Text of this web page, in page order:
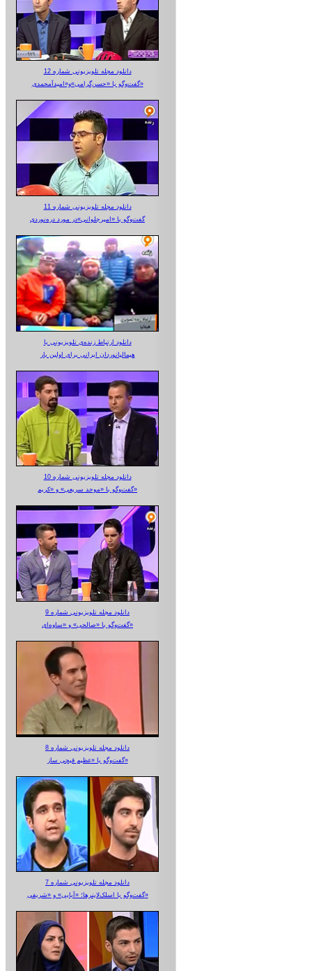
دانلود مجله تلویزیونی شماره 12
گفت‌وگو با «حسن‌گرامی»و«امیدآمحمدی»
دانلود مجله تلویزیونی شماره 11
گفت‌وگو با «امیرجلوانی»در مورد دره‌نوردی
دانلود ارتباط زنده‌ی تلویزیونی‌ با
هیمالیانوردان ایرانی برای اولین بار
دانلود مجله تلویزیونی شماره 10
گفت‌وگو با «موحد سریعی» و «کریم»
دانلود مجله تلویزیونی شماره 9
گفت‌وگو با «صالحی» و «ساوه‌ای»
دانلود مجله تلویزیونی شماره 8
گفت‌وگو با «عظیم قیچی ساز»
دانلود مجله تلویزیونی شماره 7
گفت‌وگو با اسلک‌لاینرها؛ «آبایی» و «شریفی»